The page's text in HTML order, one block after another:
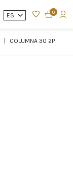
ES 0
COLUMNA 30 2P